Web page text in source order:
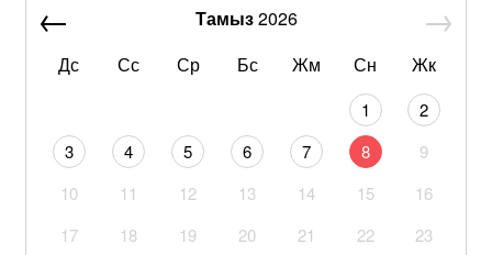
Тамыз2026
Дс
Сс Ср Бс Жм Сн Жк
1
2
3
4 5 6 7 8
9
10
11 12 13 14 15
16
17
18 19 20 21 22
23